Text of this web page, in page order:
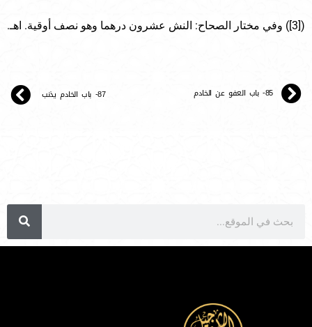
([3]) وفي مختار الصحاح: النش عشرون درهما وهو نصف أوقية. اهـ.
85- باب العفو عن الخادم 87- باب الخادم يذنب